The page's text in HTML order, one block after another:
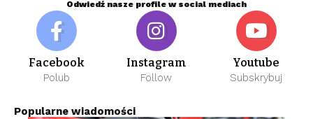
Odwiedź nasze profile w social mediach
Facebook
Polub
Instagram
Follow
Youtube
Subskrybuj
Popularne wiadomości